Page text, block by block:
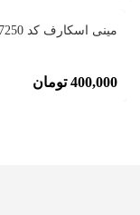
مینی اسکارف کد 077250
400,000 تومان